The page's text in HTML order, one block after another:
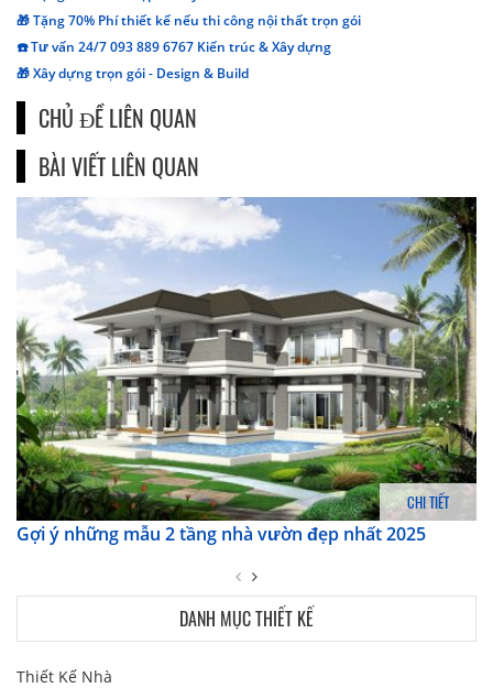
🎁 Tặng 70% Phí thiết kế nếu thi công nội thất trọn gói
☎️ Tư vấn 24/7 093 889 6767 Kiến trúc & Xây dựng
🎁 Xây dựng trọn gói - Design & Build
CHỦ ĐỀ LIÊN QUAN
BÀI VIẾT LIÊN QUAN
CHI TIẾT
Gợi ý những mẫu 2 tầng nhà vườn đẹp nhất 2025
DANH MỤC THIẾT KẾ
Thiết Kế Nhà